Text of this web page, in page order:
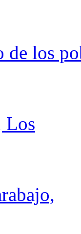
de los
Los